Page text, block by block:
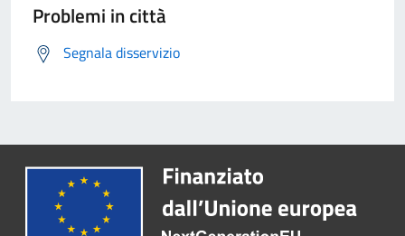
Problemi in città
Segnala disservizio